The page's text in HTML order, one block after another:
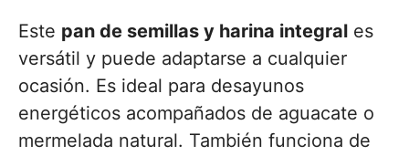
Este pan de semillas y harina integral es
versátil y puede adaptarse a cualquier
ocasión. Es ideal para desayunos
energéticos acompañados de aguacate o
mermelada natural. También funciona de